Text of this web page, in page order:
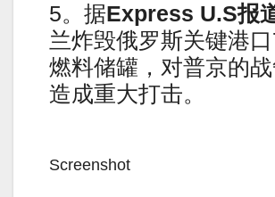
5。据Express U.S报
兰炸毁俄罗斯关键港
燃料储罐，对普京的
造成重大打击。
Screenshot